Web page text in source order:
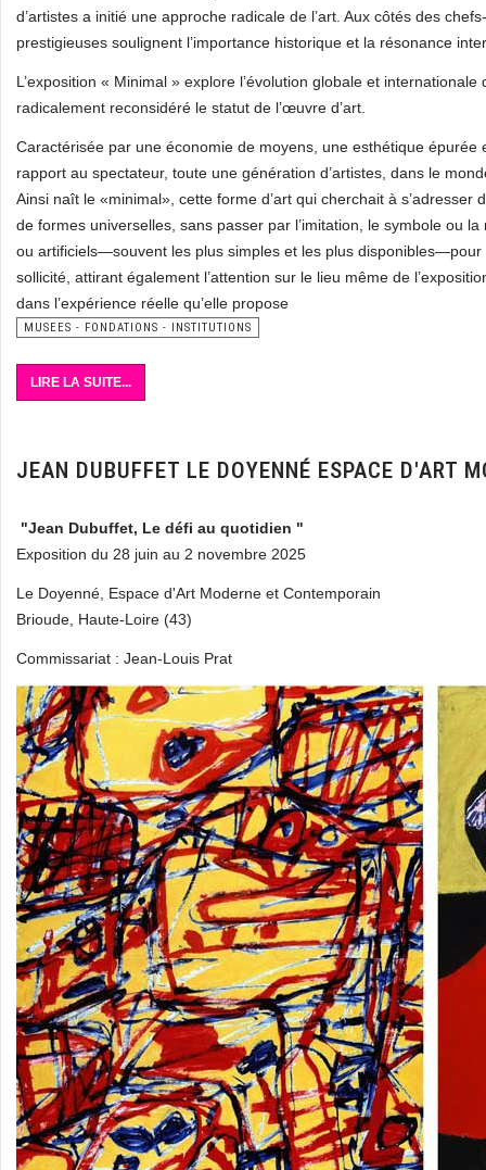
d’artistes a initié une approche radicale de l’art. Aux côtés des
prestigieuses soulignent l’importance historique et la résonance
L’exposition « Minimal » explore l’évolution globale et
radicalement reconsidéré le statut de l’œuvre d’art.
Caractérisée par une économie de moyens, une esthétique
rapport au spectateur, toute une génération d’artistes, dans le
Ainsi naît le «minimal», cette forme d’art qui cherchait à
de formes universelles, sans passer par l’imitation, le symbole ou
ou artificiels—souvent les plus simples et les plus
sollicité, attirant également l’attention sur le lieu même de
dans l’expérience réelle qu’elle propose
MUSEES - FONDATIONS - INSTITUTIONS
LIRE LA SUITE...
JEAN DUBUFFET LE DOYENNÉ ESPACE D'ART
"Jean Dubuffet, Le défi au quotidien "
Exposition du 28 juin au 2 novembre 2025
Le Doyenné, Espace d'Art Moderne et Contemporain
Brioude, Haute-Loire (43)
Commissariat : Jean-Louis Prat